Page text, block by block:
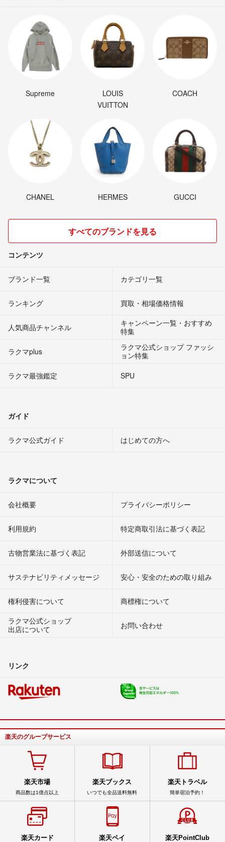
Supreme
LOUIS
VUITTON
COACH
CHANEL HERMES GUCCI
すべてのブランドを見る
コンテンツ
ブランド一覧 カテゴリ一覧
ランキング 買取・相場価格情報
人気商品チャンネル
キャンペーン一覧・おすすめ
特集
ラクマplus
ラクマ公式ショップ ファッシ
ョン特集
ラクマ最強鑑定
SPU
ガイド
ラクマ公式ガイド はじめての方へ
ラクマについて
会社概要 プライバシーポリシー
利用規約 特定商取引法に基づく表記
古物営業法に基づく表記 外部送信について
サステナビリティメッセージ 安心・安全のための取り組み
権利侵害について
商標権について
ラクマ公式ショップ
出店について
お問い合わせ
リンク
楽天のグループサービス
楽天市場
商品数は1億点以上
楽天ブックス
いつでも全品送料無料
楽天トラベル
簡単宿泊予約！
楽天カード 楽天ペイ 楽天PointClub